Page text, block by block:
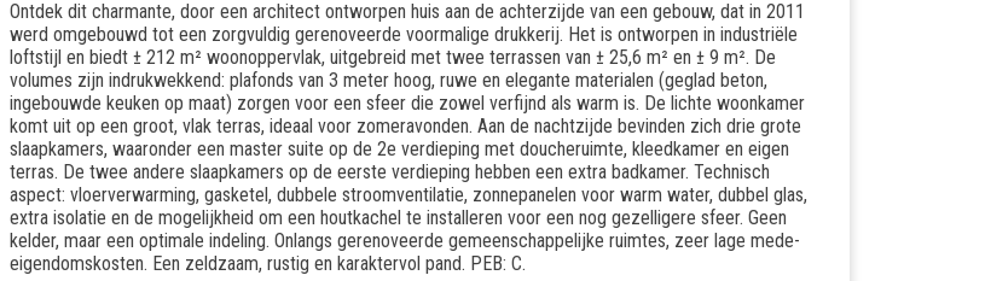
Ontdek dit charmante, door een architect ontworpen huis aan de achterzijde van een gebouw, dat in 2011
werd omgebouwd tot een zorgvuldig gerenoveerde voormalige drukkerij. Het is ontworpen in industriële
loftstijl en biedt ± 212 m² woonoppervlak, uitgebreid met twee terrassen van ± 25,6 m² en ± 9 m². De
volumes zijn indrukwekkend: plafonds van 3 meter hoog, ruwe en elegante materialen (geglad beton,
ingebouwde keuken op maat) zorgen voor een sfeer die zowel verfijnd als warm is. De lichte woonkamer
komt uit op een groot, vlak terras, ideaal voor zomeravonden. Aan de nachtzijde bevinden zich drie grote
slaapkamers, waaronder een master suite op de 2e verdieping met doucheruimte, kleedkamer en eigen
terras. De twee andere slaapkamers op de eerste verdieping hebben een extra badkamer. Technisch
aspect: vloerverwarming, gasketel, dubbele stroomventilatie, zonnepanelen voor warm water, dubbel glas,
extra isolatie en de mogelijkheid om een ​​houtkachel te installeren voor een nog gezelligere sfeer. Geen
kelder, maar een optimale indeling. Onlangs gerenoveerde gemeenschappelijke ruimtes, zeer lage mede-
eigendomskosten. Een zeldzaam, rustig en karaktervol pand. PEB: C.